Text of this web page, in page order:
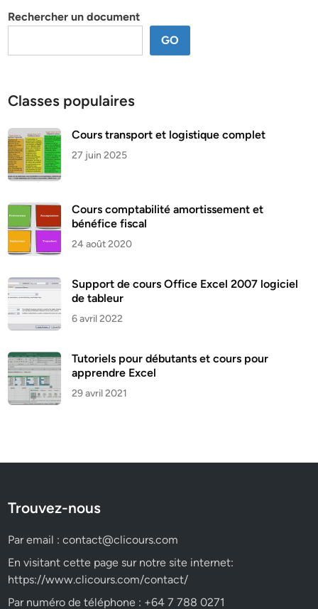
Rechercher un document
GO
Classes populaires
Cours transport et logistique complet
27 juin 2025
Cours comptabilité amortissement et
bénéfice fiscal
24 août 2020
Support de cours Office Excel 2007 logiciel
de tableur
6 avril 2022
Tutoriels pour débutants et cours pour
apprendre Excel
29 avril 2021
Trouvez-nous
Par email :contact@clicours.com
En visitant cette page sur notre site internet:
https://www.clicours.com/contact/
Par numéro de téléphone : +64 7 788 0271